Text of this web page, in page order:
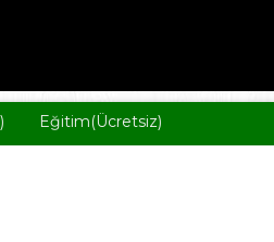
Eğitim(Ücretsiz)